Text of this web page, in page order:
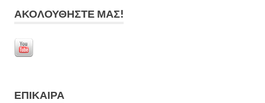
ΑΚΟΛΟΥΘΉΣΤΕ ΜΑΣ!
ΕΠΊΚΑΙΡΑ